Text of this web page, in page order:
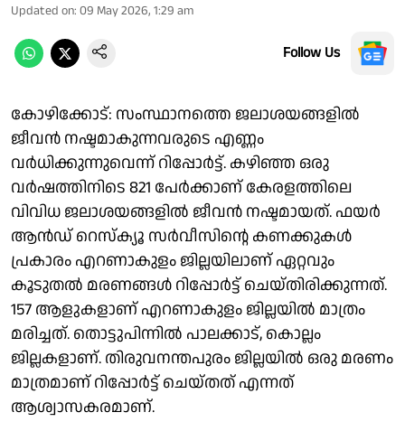
Updated on: 09 May 2026, 1:29 am
Follow Us
കോഴിക്കോട്: സംസ്ഥാനത്തെ ജലാശയങ്ങളിൽ
ജീവൻ നഷ്ടമാകുന്നവരുടെ എണ്ണം
വർധിക്കുന്നുവെന്ന് റിപ്പോർട്ട്. കഴിഞ്ഞ ഒരു
വർഷത്തിനിടെ 821 പേർക്കാണ് കേരളത്തിലെ
വിവിധ ജലാശയങ്ങളിൽ ജീവൻ നഷ്ടമായത്. ഫയർ
ആൻഡ് റെസ്ക്യൂ സർവീസിൻ്റെ കണക്കുകൾ
പ്രകാരം എറണാകുളം ജില്ലയിലാണ് ഏറ്റവും
കൂടുതൽ മരണങ്ങൾ റിപ്പോർട്ട് ചെയ്തിരിക്കുന്നത്.
157 ആളുകളാണ് എറണാകുളം ജില്ലയിൽ മാത്രം
മരിച്ചത്. തൊട്ടുപിന്നിൽ പാലക്കാട്, കൊല്ലം
ജില്ലകളാണ്. തിരുവനന്തപുരം ജില്ലയിൽ ഒരു മരണം
മാത്രമാണ് റിപ്പോർട്ട് ചെയ്തത് എന്നത്
ആശ്വാസകരമാണ്.